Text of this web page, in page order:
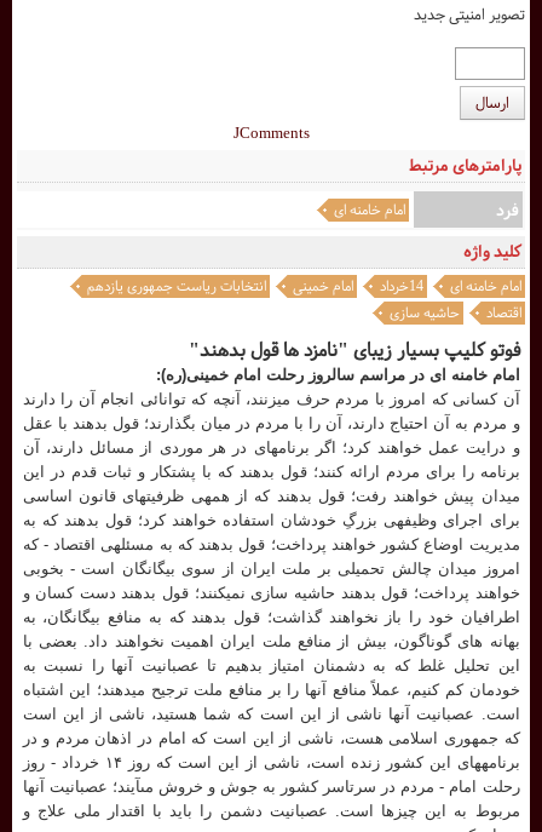
فوتو کلیپ بسیار زیبای "نامزد ها قول بدهند"
امام خامنه ای در مراسم سالروز رحلت امام خمینی(ره):
آن كسانى كه امروز با مردم حرف ميزنند، آنچه كه توانائى انجام آن را دارند
و مردم به آن احتياج دارند، آن را با مردم در ميان بگذارند؛ قول بدهند با عقل
و درايت عمل خواهند كرد؛ اگر برنامهاى در هر موردى از مسائل دارند، آن
برنامه را براى مردم ارائه كنند؛ قول بدهند كه با پشتكار و ثبات قدم در اين
ميدان پيش خواهند رفت؛ قول بدهند كه از همهى ظرفيتهاى قانون اساسى
براى اجراى وظيفهى بزرگِ خودشان استفاده خواهند كرد؛ قول بدهند كه به
مديريت اوضاع كشور خواهند پرداخت؛ قول بدهند كه به مسئلهى اقتصاد - كه
امروز ميدان چالش تحميلى بر ملت ايران از سوى بيگانگان است - بخوبى
خواهند پرداخت؛ قول بدهند حاشيه سازى نميكنند؛ قول بدهند دست كسان و
اطرافيان خود را باز نخواهند گذاشت؛ قول بدهند كه به منافع بيگانگان، به
بهانه هاى گوناگون، بيش از منافع ملت ايران اهميت نخواهند داد. بعضى با
اين تحليل غلط كه به دشمنان امتياز بدهيم تا عصبانيت آنها را نسبت به
خودمان كم كنيم، عملاً منافع آنها را بر منافع ملت ترجيح ميدهند؛ اين اشتباه
است. عصبانيت آنها ناشى از اين است كه شما هستيد، ناشى از اين است
كه جمهورى اسلامى هست، ناشى از اين است كه امام در اذهان مردم و در
برنامههاى اين كشور زنده است، ناشى از اين است كه روز ۱۴ خرداد - روز
رحلت امام - مردم در سرتاسر كشور به جوش و خروش مىآيند؛ عصبانيت آنها
مربوط به اين چيزها است. عصبانيت دشمن را بايد با اقتدار ملى علاج و
کلید واژه
امام خامنه ای 14خرداد امام خمینی
انتخابات ریاست جمهوری یازدهم
اقتصاد
حاشیه سازی
پارامترهای مرتبط
فرد
امام خامنه ای
تصویر امنیتی جدید
ارسال
JComments